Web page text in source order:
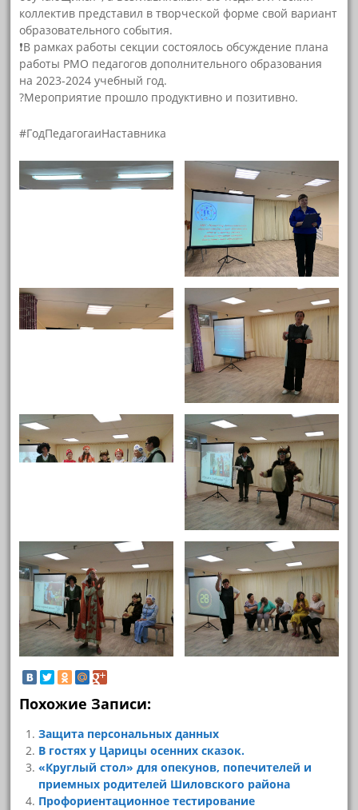
коллектив представил в творческой форме свой вариант
образовательного события.
❗В рамках работы секции состоялось обсуждение плана
работы РМО педагогов дополнительного образования
на 2023-2024 учебный год.
?Мероприятие прошло продуктивно и позитивно.
#ГодПедагогаиНаставника
Похожие Записи:
Защита персональных данных
В гостях у Царицы осенних сказок.
«Круглый стол» для опекунов, попечителей и
приемных родителей Шиловского района
Профориентационное тестирование